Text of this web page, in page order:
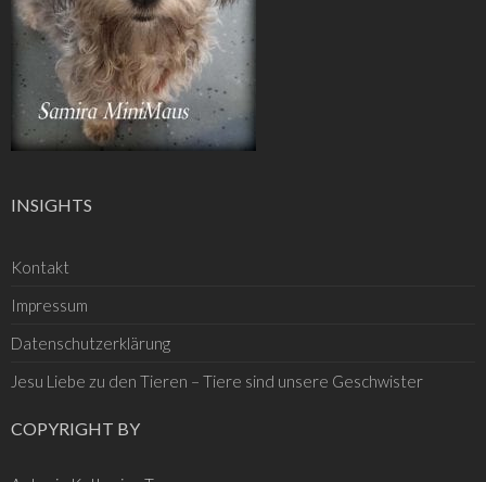
INSIGHTS
Kontakt
Impressum
Datenschutzerklärung
Jesu Liebe zu den Tieren – Tiere sind unsere Geschwister
COPYRIGHT BY